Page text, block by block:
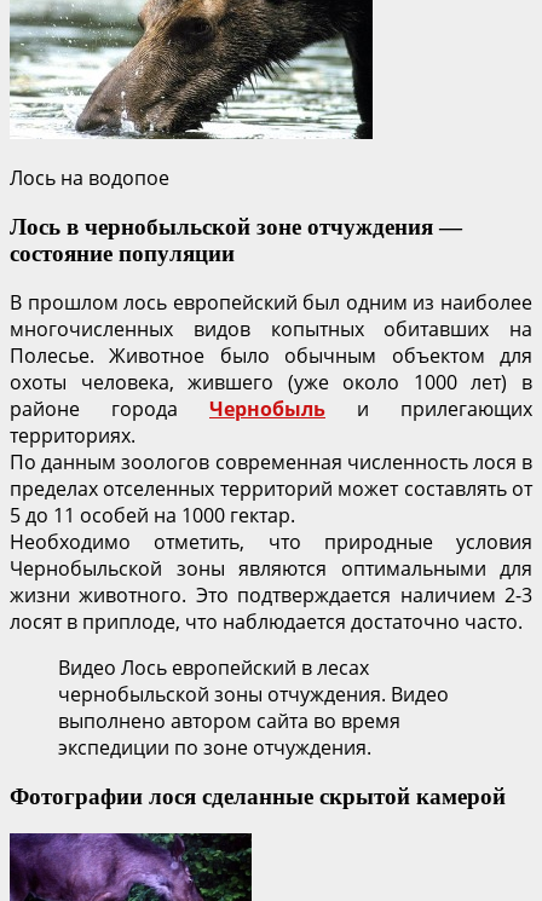
Лось на водопое
Лось в чернобыльской зоне отчуждения —
состояние популяции
В прошлом лось европейский был одним из наиболее
многочисленных видов копытных обитавших на
Полесье. Животное было обычным объектом для
охоты человека, жившего (уже около 1000 лет) в
районе города Чернобыль и прилегающих
территориях.
По данным зоологов современная численность лося в
пределах отселенных территорий может составлять от
5 до 11 особей на 1000 гектар.
Необходимо отметить, что природные условия
Чернобыльской зоны являются оптимальными для
жизни животного. Это подтверждается наличием 2-3
лосят в приплоде, что наблюдается достаточно часто.
Видео Лось европейский в лесах
чернобыльской зоны отчуждения. Видео
выполнено автором сайта во время
экспедиции по зоне отчуждения.
Фотографии лося сделанные скрытой камерой